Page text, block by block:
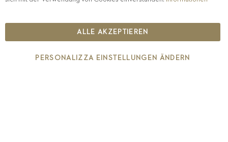
IT00126670215
ALLE AKZEPTIEREN
PERSONALIZZA EINSTELLUNGEN ÄNDERN